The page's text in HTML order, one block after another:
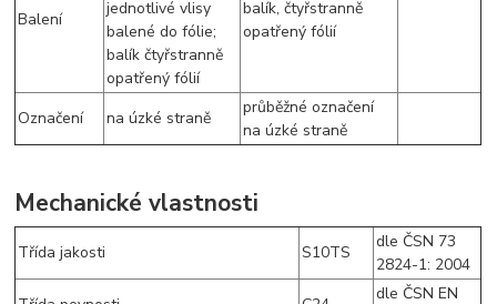
Balení
jednotlivé vlisy
balené do fólie;
balík čtyřstranně
opatřený fólií
balík, čtyřstranně
opatřený fólií
Označení na úzké straně
průběžné označení
na úzké straně
Mechanické vlastnosti
Třída jakosti S10TS
dle ČSN 73
2824-1: 2004
dle ČSN EN